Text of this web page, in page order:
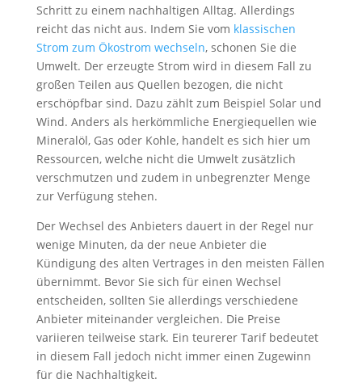
Schritt zu einem nachhaltigen Alltag. Allerdings
reicht das nicht aus. Indem Sie vom klassischen
Strom zum Ökostrom wechseln, schonen Sie die
Umwelt. Der erzeugte Strom wird in diesem Fall zu
großen Teilen aus Quellen bezogen, die nicht
erschöpfbar sind. Dazu zählt zum Beispiel Solar und
Wind. Anders als herkömmliche Energiequellen wie
Mineralöl, Gas oder Kohle, handelt es sich hier um
Ressourcen, welche nicht die Umwelt zusätzlich
verschmutzen und zudem in unbegrenzter Menge
zur Verfügung stehen.
Der Wechsel des Anbieters dauert in der Regel nur
wenige Minuten, da der neue Anbieter die
Kündigung des alten Vertrages in den meisten Fällen
übernimmt. Bevor Sie sich für einen Wechsel
entscheiden, sollten Sie allerdings verschiedene
Anbieter miteinander vergleichen. Die Preise
variieren teilweise stark. Ein teurerer Tarif bedeutet
in diesem Fall jedoch nicht immer einen Zugewinn
für die Nachhaltigkeit.